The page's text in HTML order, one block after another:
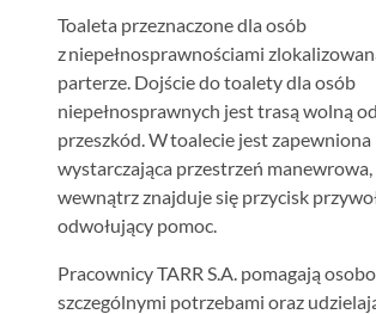
Toaleta przeznaczone dla osób
z niepełnosprawnościami
parterze. Dojście do toalety dla osób
niepełnosprawnych jest trasą wolną od
przeszkód. W toalecie jest zapewniona
wystarczająca przestrzeń manewrowa,
wewnątrz znajduje się przycisk
odwołujący pomoc.
Pracownicy TARR S.A. pomagają
szczególnymi potrzebami oraz